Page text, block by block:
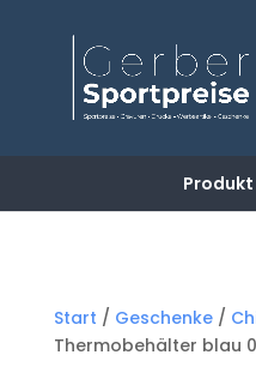
Start / Geschenke/
Thermobehälter blau